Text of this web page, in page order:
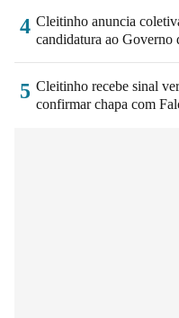
4 Cleitinho anuncia
candidatura ao Governo
5 Cleitinho recebe sinal
confirmar chapa com